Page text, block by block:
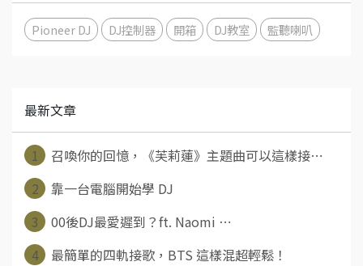
Pioneer DJ DJ控制器 開箱 DJ教室 監聽喇叭
最新文章
1
召喚你的回憶，《芙莉蓮》主題曲可以這樣接⋯
2
靠一台電腦開始學 DJ
3
00後DJ最愛遲到？ft. Naomi ⋯
4
最簡單的四軌接歌，BTS 這樣混超輕鬆！